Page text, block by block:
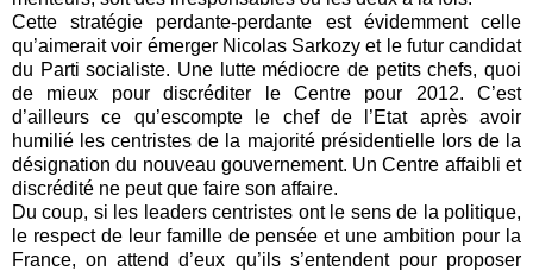
Cette stratégie perdante-perdante est évidemment celle
qu’aimerait voir émerger Nicolas Sarkozy et le futur candidat
du Parti socialiste. Une lutte médiocre de petits chefs, quoi
de mieux pour discréditer le Centre pour 2012. C’est
d’ailleurs ce qu’escompte le chef de l’Etat après avoir
humilié les centristes de la majorité présidentielle lors de la
désignation du nouveau gouvernement. Un Centre affaibli et
discrédité ne peut que faire son affaire.
Du coup, si les leaders centristes ont le sens de la politique,
le respect de leur famille de pensée et une ambition pour la
France, on attend d’eux qu’ils s’entendent pour proposer